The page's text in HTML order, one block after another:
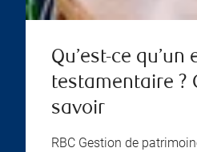
Qu’est-ce qu’un
testamentaire ?
savoir
RBC Gestion de